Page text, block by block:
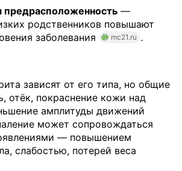
предрасположенность —
родственников повышают
заболевания
mc21.ru .
зависят от его типа, но общие
отёк, покраснение кожи над
амплитуды движений
может сопровождаться
— повышением
слабостью, потерей веса